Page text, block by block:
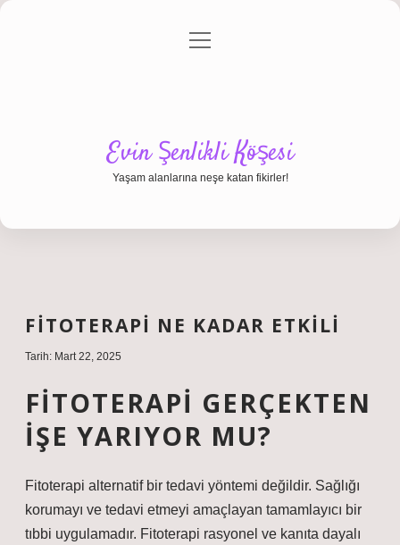
Gizlilik Politikası
menüyü
Evin Şenlikli Köşesi
Yaşam alanlarına neşe katan fikirler!
FITOTERAPI NE KADAR ETKILI
Tarih: Mart 22, 2025
FITOTERAPI GERÇEKTEN
IŞE YARIYOR MU?
Fitoterapi alternatif bir tedavi yöntemi değildir. Sağlığı
korumayı ve tedavi etmeyi amaçlayan tamamlayıcı bir
tıbbi uygulamadır. Fitoterapi rasyonel ve kanıta dayalı